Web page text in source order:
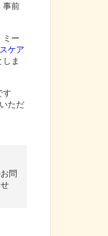
事前
ミー
ケア
ま
す
ただ
問